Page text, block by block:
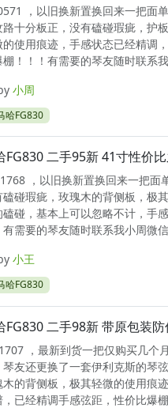
，以旧换新置换回来一把面
十分板正，没有磕碰瑕疵，护
使用痕迹，手感状态已经精调
！！！有需要的琴友随时联系
小周
哈FG830
FG830 二手95新 41寸性价
，以旧换新置换回来一把面
碰瑕疵，玫瑰木的背侧板，极
碰，基本上可以忽略不计，手
有需要的琴友随时联系我小周微
小王
哈FG830
FG830 二手98新 带原包装
，最新到货一把仅购买几个
友还更换了一套伊利克斯的琴
的背侧板，极其轻微的使用痕
已经精调手感弦距，性价比爆